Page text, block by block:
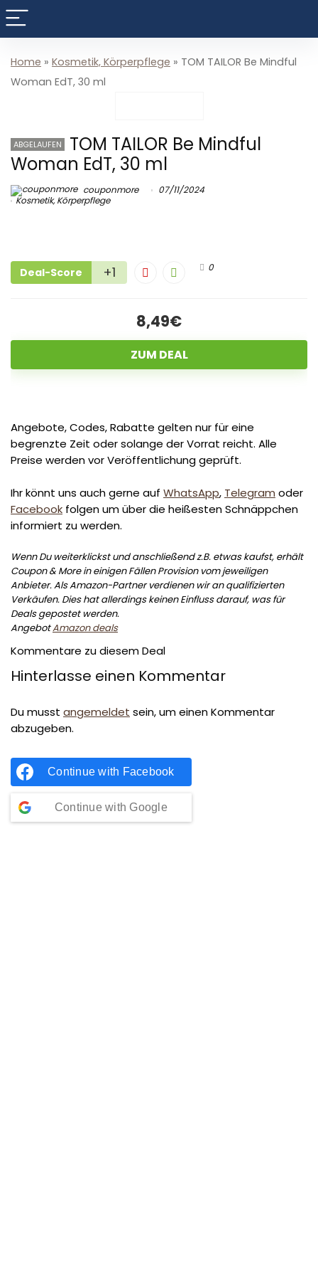
Home » Kosmetik, Körperpflege » TOM TAILOR Be Mindful
Woman EdT, 30 ml
ABGELAUFEN
TOM TAILOR Be Mindful
Woman EdT, 30 ml
couponmore
07/11/2024
Kosmetik, Körperpflege
Deal-Score +1 0
8,49€
ZUM DEAL
Angebote, Codes, Rabatte gelten nur für eine
begrenzte Zeit oder solange der Vorrat reicht. Alle
Preise werden vor Veröffentlichung geprüft.
Ihr könnt uns auch gerne auf WhatsApp, Telegram oder
Facebook folgen um über die heißesten Schnäppchen
informiert zu werden.
Wenn Du weiterklickst und anschließend z.B. etwas kaufst, erhält
Coupon & More in einigen Fällen Provision vom jeweiligen
Anbieter. Als Amazon-Partner verdienen wir an qualifizierten
Verkäufen. Dies hat allerdings keinen Einfluss darauf, was für
Deals gepostet werden.
AngebotAmazon deals
Kommentare zu diesem Deal
Hinterlasse einen Kommentar
Du musst angemeldet sein, um einen Kommentar
abzugeben.
Continue with Facebook
Continue with Google